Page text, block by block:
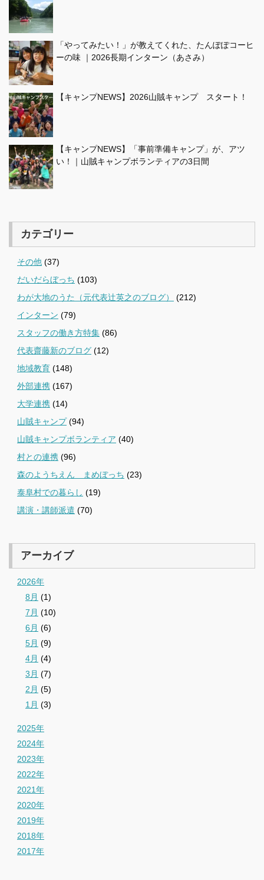
「やってみたい！」が教えてくれた、たんぽぽコーヒ
ーの味 ｜2026長期インターン（あさみ）
【キャンプNEWS】2026山賊キャンプ スタート！
【キャンプNEWS】「事前準備キャンプ」が、アツ
い！｜山賊キャンプボランティアの3日間
カテゴリー
その他 (37)
だいだらぼっち (103)
わが大地のうた（元代表辻英之のブログ）
(212)
インターン (79)
スタッフの働き方特集 (86)
代表齋藤新のブログ (12)
地域教育 (148)
外部連携 (167)
大学連携 (14)
山賊キャンプ(94)
山賊キャンプボランティア (40)
村との連携 (96)
森のようちえん まめぼっち (23)
泰阜村での暮らし (19)
講演・講師派遣 (70)
アーカイブ
2026年
8月 (1)
7月 (10)
6月 (6)
5月 (9)
4月 (4)
3月 (7)
2月 (5)
1月 (3)
2025年
2024年
2023年
2022年
2021年
2020年
2019年
2018年
2017年